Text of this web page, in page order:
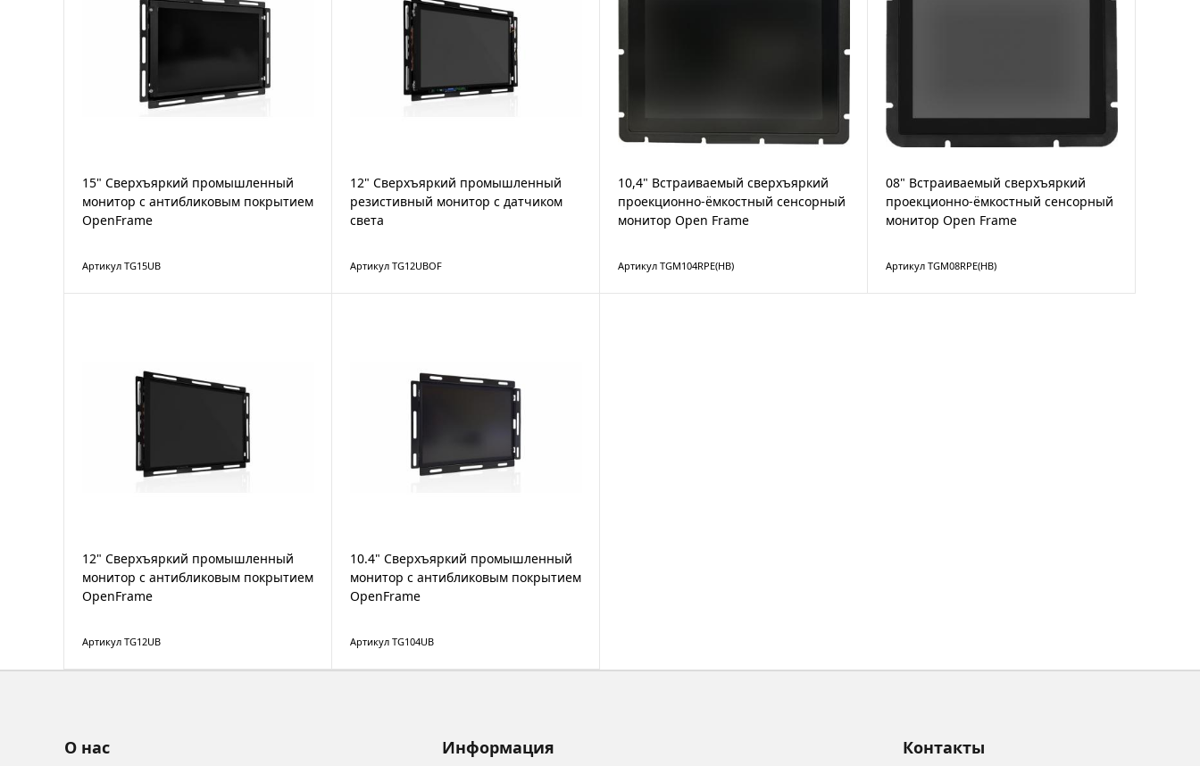
15" Сверхъяркий промышленный
монитор с антибликовым покрытием
OpenFrame
Артикул TG15UB
12" Сверхъяркий промышленный
резистивный монитор с датчиком
света
Артикул TG12UBOF
10,4" Встраиваемый сверхъяркий
проекционно-ёмкостный сенсорный
монитор Open Frame
Артикул TGM104RPE(HB)
08" Встраиваемый сверхъяркий
проекционно-ёмкостный сенсорный
монитор Open Frame
Артикул TGM08RPE(HB)
12" Сверхъяркий промышленный
монитор с антибликовым покрытием
OpenFrame
Артикул TG12UB
10.4" Сверхъяркий промышленный
монитор с антибликовым покрытием
OpenFrame
Артикул TG104UB
О нас Информация Контакты